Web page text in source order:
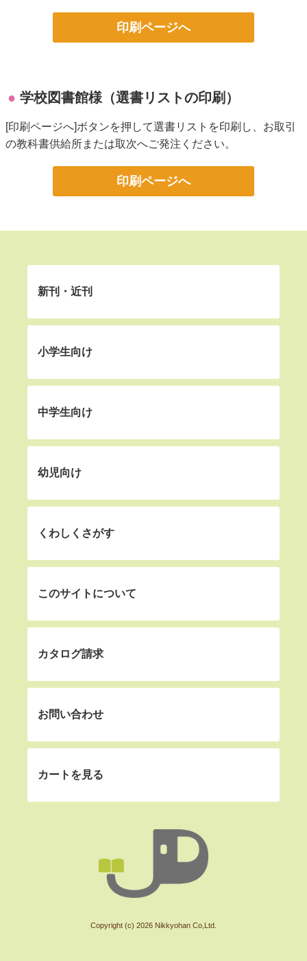
印刷ページへ
学校図書館様（選書リストの印刷）
[印刷ページへ]ボタンを押して選書リストを印刷し、お取引
の教科書供給所または取次へご発注ください。
印刷ページへ
新刊・近刊
小学生向け
中学生向け
幼児向け
くわしくさがす
このサイトについて
カタログ請求
お問い合わせ
カートを見る
Copyright (c) 2026 Nikkyohan Co,Ltd.